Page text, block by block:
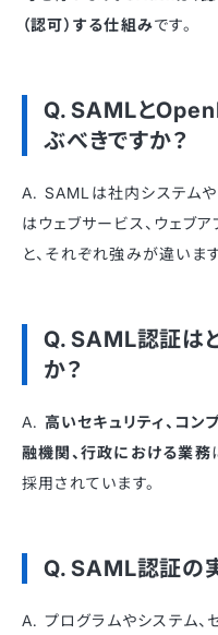
（認可）する仕組みです。
Q. SAMLと
ぶべきですか？
A. SAMLは社内システム
はウェブサービス、ウェブ
と、それぞれ強みが違いま
Q. SAML認証は
か？
A. 高いセキュリティ、コン
融機関、行政における業務
採用されています。
Q. SAML認証の
A. プログラムやシステム、